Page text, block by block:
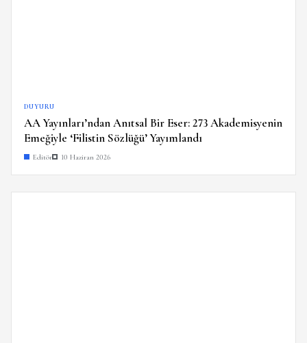
DUYURU
AA Yayınları’ndan Anıtsal Bir Eser: 273 Akademisyenin
Emeğiyle ‘Filistin Sözlüğü’ Yayımlandı
Editör 10 Haziran 2026